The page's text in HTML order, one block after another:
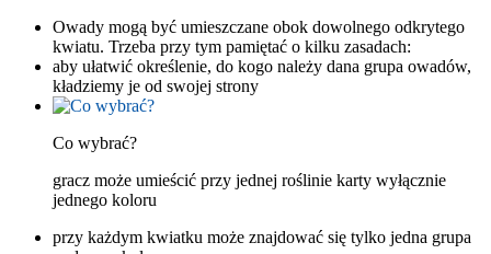
Owady mogą być umieszczane obok dowolnego odkrytego
kwiatu. Trzeba przy tym pamiętać o kilku zasadach:
aby ułatwić określenie, do kogo należy dana grupa owadów,
kładziemy je od swojej strony
Co wybrać?
gracz może umieścić przy jednej roślinie karty wyłącznie
jednego koloru
przy każdym kwiatku może znajdować się tylko jedna grupa